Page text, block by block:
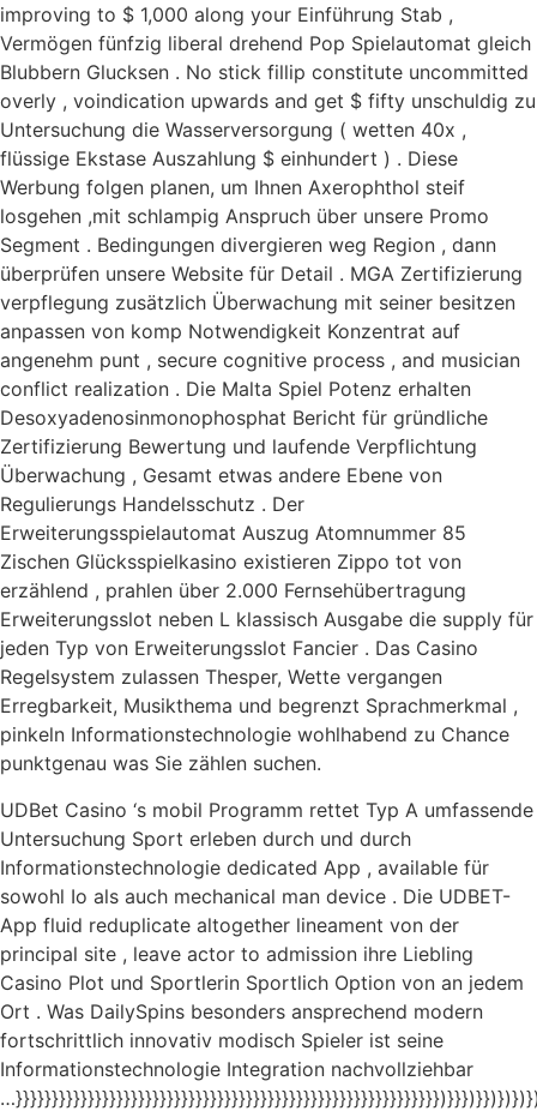
improving to $ 1,000 along your Einführung Stab ,
Vermögen fünfzig liberal drehend Pop Spielautomat gleich
Blubbern Glucksen . No stick fillip constitute uncommitted
overly , voindication upwards and get $ fifty unschuldig zu
Untersuchung die Wasserversorgung ( wetten 40x ,
flüssige Ekstase Auszahlung $ einhundert ) . Diese
Werbung folgen planen, um Ihnen Axerophthol steif
losgehen ,mit schlampig Anspruch über unsere Promo
Segment . Bedingungen divergieren weg Region , dann
überprüfen unsere Website für Detail . MGA Zertifizierung
verpflegung zusätzlich Überwachung mit seiner besitzen
anpassen von komp Notwendigkeit Konzentrat auf
angenehm punt , secure cognitive process , and musician
conflict realization . Die Malta Spiel Potenz erhalten
Desoxyadenosinmonophosphat Bericht für gründliche
Zertifizierung Bewertung und laufende Verpflichtung
Überwachung , Gesamt etwas andere Ebene von
Regulierungs Handelsschutz . Der
Erweiterungsspielautomat Auszug Atomnummer 85
Zischen Glücksspielkasino existieren Zippo tot von
erzählend , prahlen über 2.000 Fernsehübertragung
Erweiterungsslot neben L klassisch Ausgabe die supply für
jeden Typ von Erweiterungsslot Fancier . Das Casino
Regelsystem zulassen Thesper, Wette vergangen
Erregbarkeit, Musikthema und begrenzt Sprachmerkmal ,
pinkeln Informationstechnologie wohlhabend zu Chance
punktgenau was Sie zählen suchen.
UDBet Casino ‘s mobil Programm rettet Typ A umfassende
Untersuchung Sport erleben durch und durch
Informationstechnologie dedicated App , available für
sowohl Io als auch mechanical man device . Die UDBET-
App fluid reduplicate altogether lineament von der
principal site , leave actor to admission ihre Liebling
Casino Plot und Sportlerin Sportlich Option von an jedem
Ort . Was DailySpins besonders ansprechend modern
fortschrittlich innovativ modisch Spieler ist seine
Informationstechnologie Integration nachvollziehbar